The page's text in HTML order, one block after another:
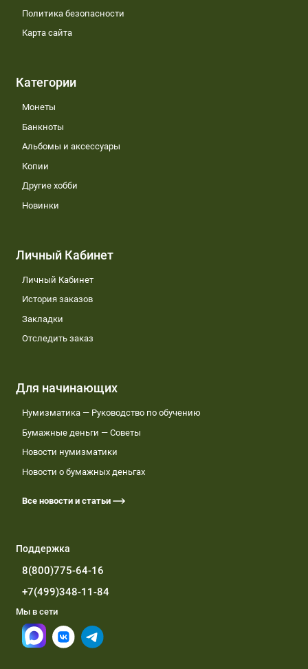
Политика безопасности
Карта сайта
Категории
Монеты
Банкноты
Альбомы и аксессуары
Копии
Другие хобби
Новинки
Личный Кабинет
Личный Кабинет
История заказов
Закладки
Отследить заказ
Для начинающих
Нумизматика — Руководство по обучению
Бумажные деньги — Советы
Новости нумизматики
Новости о бумажных деньгах
Все новости и статьи
Поддержка
8(800)775-64-16
+7(499)348-11-84
Мы в сети